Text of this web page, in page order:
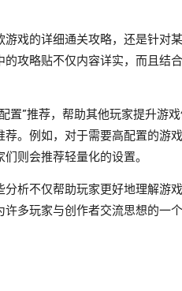
戏的详细通关攻略，还是针对
攻略贴不仅内容详实，而且结
置”推荐，帮助其他玩家提升游
。例如，对于需要高配置的游戏
则会推荐轻量化的设置。
析不仅帮助玩家更好地理解游
多玩家与创作者交流思想的一